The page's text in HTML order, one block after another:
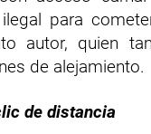
para
autor, quien
de alejamiento.
de distancia